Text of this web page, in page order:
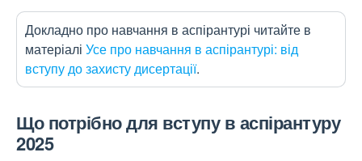
Докладно про навчання в аспірантурі читайте в
матеріалі Усе про навчання в аспірантурі: від
вступу до захисту дисертації.
Що потрібно для вступу в аспірантуру
2025